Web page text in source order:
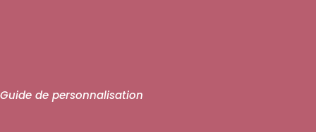
Guide de personnalisation